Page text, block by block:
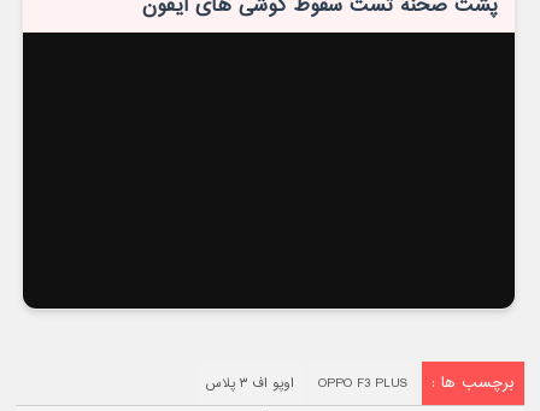
برچسب ها : OPPO F3 PLUS اوپو اف ۳ پلاس